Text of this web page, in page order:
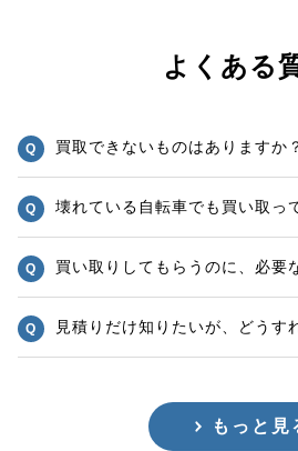
よくある
買取できないものはありますか
壊れている自転車でも買い取っ
買い取りしてもらうのに、必要
見積りだけ知りたいが、どうす
もっと見